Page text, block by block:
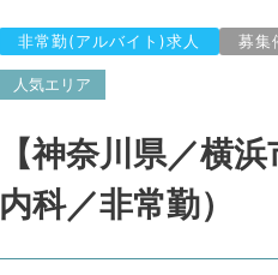
非常勤(アルバイト)求人 募集
人気エリア
【神奈川県／横
内科／非常勤）